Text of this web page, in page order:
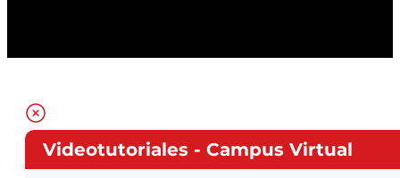
Videotutoriales - Campus Virtual